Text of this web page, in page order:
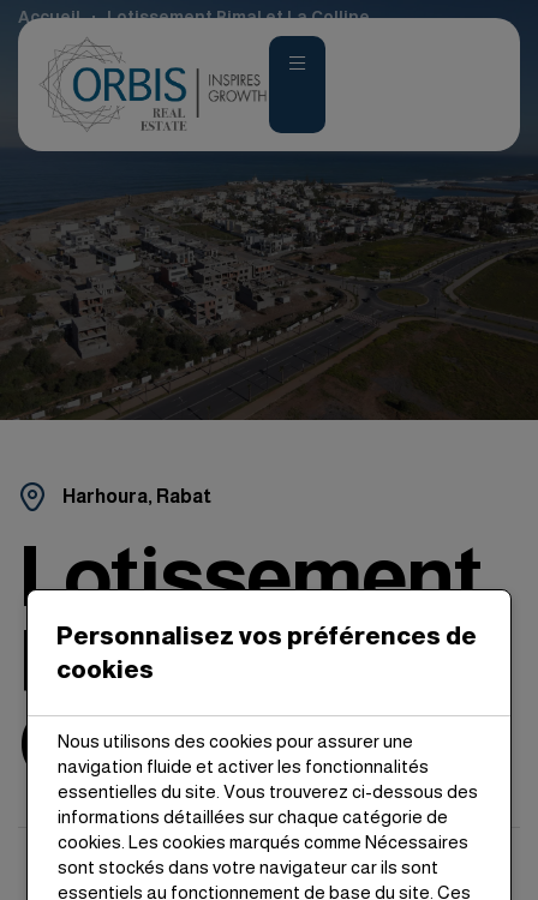
Accueil Lotissement Rimal et La Colline
Harhoura, Rabat
Lotissement
Rimal et La
Colline
Personnalisez vos préférences de
cookies
Nous utilisons des cookies pour assurer une
navigation fluide et activer les fonctionnalités
essentielles du site. Vous trouverez ci-dessous des
informations détaillées sur chaque catégorie de
cookies. Les cookies marqués comme Nécessaires
sont stockés dans votre navigateur car ils sont
essentiels au fonctionnement de base du site. Ces